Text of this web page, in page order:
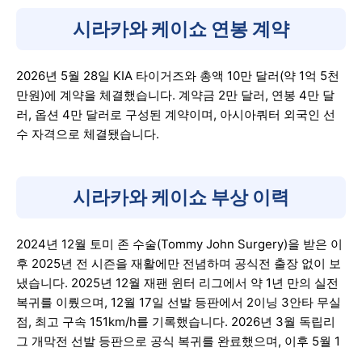
시라카와 케이쇼 연봉 계약
2026년 5월 28일 KIA 타이거즈와 총액 10만 달러(약 1억 5천
만원)에 계약을 체결했습니다. 계약금 2만 달러, 연봉 4만 달
러, 옵션 4만 달러로 구성된 계약이며, 아시아쿼터 외국인 선
수 자격으로 체결됐습니다.
시라카와 케이쇼 부상 이력
2024년 12월 토미 존 수술(Tommy John Surgery)을 받은 이
후 2025년 전 시즌을 재활에만 전념하며 공식전 출장 없이 보
냈습니다. 2025년 12월 재팬 윈터 리그에서 약 1년 만의 실전
복귀를 이뤘으며, 12월 17일 선발 등판에서 2이닝 3안타 무실
점, 최고 구속 151km/h를 기록했습니다. 2026년 3월 독립리
그 개막전 선발 등판으로 공식 복귀를 완료했으며, 이후 5월 1